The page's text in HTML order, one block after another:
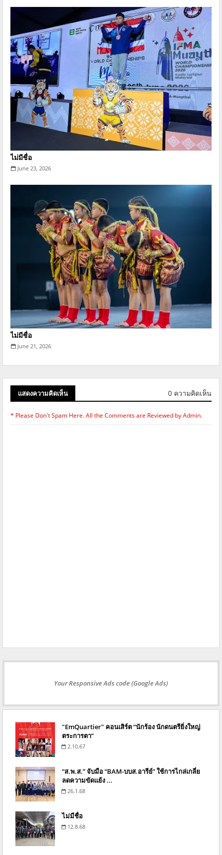
ไม่มีชื่อ
June 23, 2026
ไม่มีชื่อ
June 21, 2026
แสดงความคิดเห็น 0 ความคิดเห็น
* Please Don't Spam Here. All the Comments are Reviewed by Admin.
Your Responsive Ads code (Google Ads)
"EmQuartier" คอนเสิร์ต “นักร้อง นักดนตรียิ่งใหญ่
ตระการตา”
2.10.67
“ส.พ.ส.” จับมือ “BAM-บบส.อารีย์” ใช้การไกล่เกลี่ย
ลดความขัดแย้ง ...
26.1.68
ไม่มีชื่อ
12.8.68